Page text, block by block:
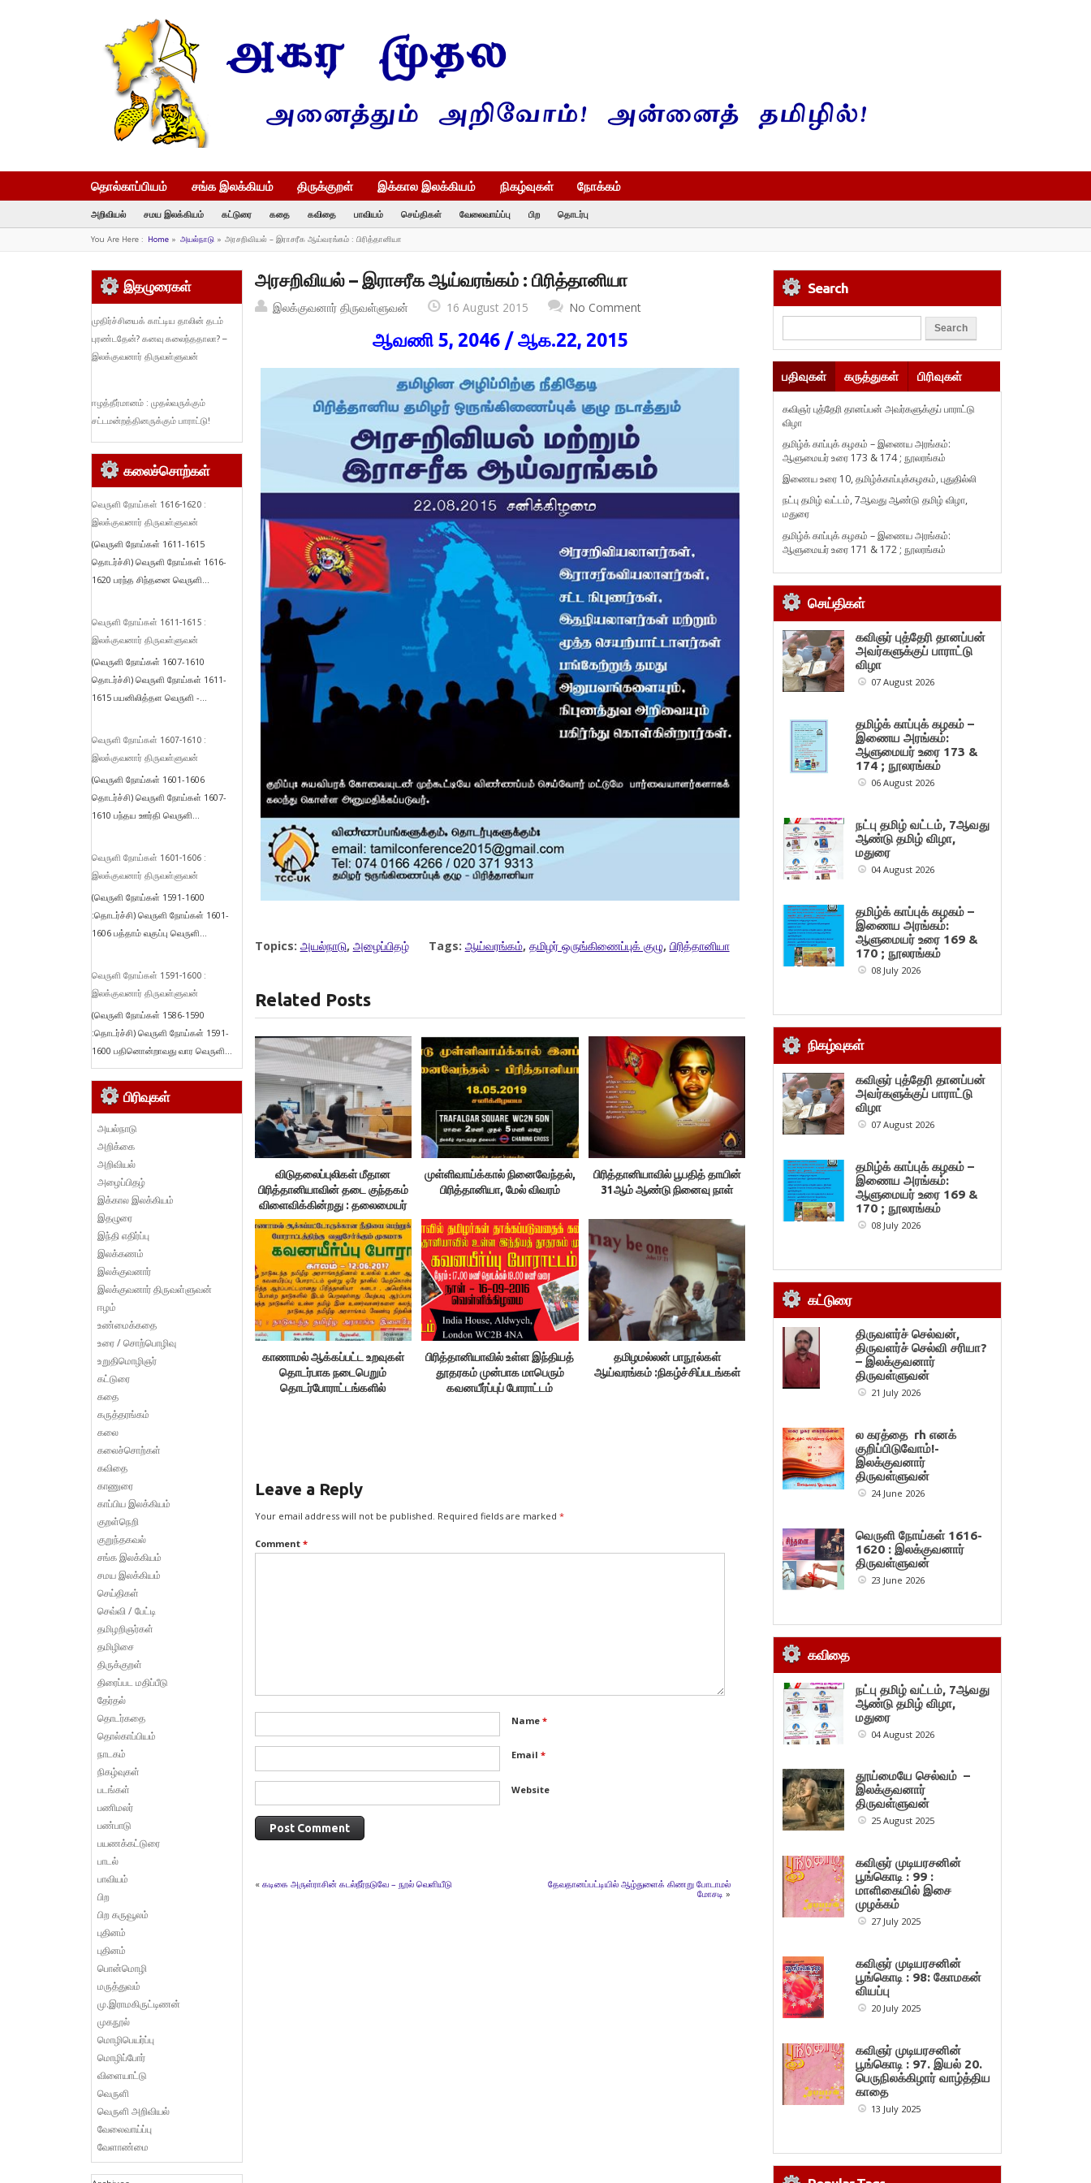
தொல்காப்பியம் சங்க இலக்கியம் திருக்குறள் இக்கால இலக்கியம் நிகழ்வுகள் நோக்கம்
அறிவியல் சமய இலக்கியம் கட்டுரை கதை கவிதை பாவியம் செய்திகள் வேலைவாய்ப்பு பிற தொடர்பு
You Are Here : Home» அயல்நாடு» அரசறிவியல் – இராசரீக ஆய்வரங்கம் : பிரித்தானியா
அரசறிவியல் – இராசரீக ஆய்வரங்கம் : பிரித்தானியா
இலக்குவனார் திருவள்ளுவன் 16 August 2015 No Comment
ஆவணி 5, 2046 / ஆக.22, 2015
Topics: அயல்நாடு, அழைப்பிதழ் Tags: ஆய்வரங்கம், தமிழர் ஒருங்கிணைப்புக் குழு, பிரித்தானியா
Related Posts
விடுதலைப்புலிகள் மீதான
பிரித்தானியாவின் தடை குந்தகம்
விளைவிக்கின்றது : தலைமையர்
முள்ளிவாய்க்கால் நினைவேந்தல்,
பிரித்தானியா, மேல் விவரம்
பிரித்தானியாவில் பூபதித் தாயின்
31ஆம் ஆண்டு நினைவு நாள்
காணாமல் ஆக்கப்பட்ட உறவுகள்
தொடர்பாக நடைபெறும்
தொடர்போராட்டங்களில்
பிரித்தானியாவில் உள்ள இந்தியத்
தூதரகம் முன்பாக மாபெரும்
கவனயீர்ப்புப் போராட்டம்
தமிழமல்லன் பாநூல்கள்
ஆய்வரங்கம் :நிகழ்ச்சிப்படங்கள்
Leave a Reply
Your email address will not be published. Required fields are marked *
Comment *
Name *
Email *
Website
« கடிகை அருள்ராசின் கடல்நீர்நடுவே – நூல் வெளியீடு
தேவதானப்பட்டியில் ஆழ்துளைக் கிணறு போடாமல்
மோசடி »
இதழுரைகள்
முதிர்ச்சியைக் காட்டிய தாலின் தடம்
புரண்டதேன்? கனவு கலைந்ததாலா? –
இலக்குவனார் திருவள்ளுவன்
ஈழத்தீர்மானம் : முதல்வருக்கும்
சட்டமன்றத்தினருக்கும் பாராட்டு!
கலைச்சொற்கள்
வெருளி நோய்கள் 1616-1620 :
இலக்குவனார் திருவள்ளுவன்
(வெருளி நோய்கள் 1611-1615
தொடர்ச்சி) வெருளி நோய்கள் 1616-
1620 பரந்த சிந்தனை வெருளி...
வெருளி நோய்கள் 1611-1615 :
இலக்குவனார் திருவள்ளுவன்
(வெருளி நோய்கள் 1607-1610
தொடர்ச்சி) வெருளி நோய்கள் 1611-
1615 பயனிலித்தள வெருளி -...
வெருளி நோய்கள் 1607-1610 :
இலக்குவனார் திருவள்ளுவன்
(வெருளி நோய்கள் 1601-1606
தொடர்ச்சி) வெருளி நோய்கள் 1607-
1610 பந்தய ஊர்தி வெருளி...
வெருளி நோய்கள் 1601-1606 :
இலக்குவனார் திருவள்ளுவன்
(வெருளி நோய்கள் 1591-1600
:தொடர்ச்சி) வெருளி நோய்கள் 1601-
1606 பத்தாம் வகுப்பு வெருளி...
வெருளி நோய்கள் 1591-1600 :
இலக்குவனார் திருவள்ளுவன்
(வெருளி நோய்கள் 1586-1590
:தொடர்ச்சி) வெருளி நோய்கள் 1591-
1600 பதினொன்றாவது வார வெருளி...
பிரிவுகள்
அயல்நாடு
அறிக்கை
அறிவியல்
அழைப்பிதழ்
இக்கால இலக்கியம்
இதழுரை
இந்தி எதிர்ப்பு
இலக்கணம்
இலக்குவனார்
இலக்குவனார் திருவள்ளுவன்
ஈழம்
உண்மைக்கதை
உரை / சொற்பொழிவு
உறுதிமொழிஞர்
கட்டுரை
கதை
கருத்தரங்கம்
கலை
கலைச்சொற்கள்
கவிதை
காணுரை
காப்பிய இலக்கியம்
குறள்நெறி
குறுந்தகவல்
சங்க இலக்கியம்
சமய இலக்கியம்
செய்திகள்
செவ்வி / பேட்டி
தமிழறிஞர்கள்
தமிழிசை
திருக்குறள்
திரைப்பட மதிப்பீடு
தேர்தல்
தொடர்கதை
தொல்காப்பியம்
நாடகம்
நிகழ்வுகள்
படங்கள்
பணிமலர்
பண்பாடு
பயணக்கட்டுரை
பாடல்
பாவியம்
பிற
பிற கருவூலம்
புதினம்
புதினம்
பொன்மொழி
மருத்துவம்
மு.இராமகிருட்டிணன்
முகநூல்
மொழிபெயர்ப்பு
மொழிப்போர்
விளையாட்டு
வெருளி
வெருளி அறிவியல்
வேலைவாய்ப்பு
வேளாண்மை
Search
பதிவுகள் கருத்துகள் பிரிவுகள்
கவிஞர் புத்தேரி தானப்பன் அவர்களுக்குப் பாராட்டு
விழா
தமிழ்க் காப்புக் கழகம் – இணைய அரங்கம்:
ஆளுமையர் உரை 173 & 174 ; நூலரங்கம்
இணைய உரை 10, தமிழ்க்காப்புக்கழகம், புதுதில்லி
நட்பு தமிழ் வட்டம், 7ஆவது ஆண்டு தமிழ் விழா,
மதுரை
தமிழ்க் காப்புக் கழகம் – இணைய அரங்கம்:
ஆளுமையர் உரை 171 & 172 ; நூலரங்கம்
செய்திகள்
கவிஞர் புத்தேரி தானப்பன்
அவர்களுக்குப் பாராட்டு
விழா
07 August 2026
தமிழ்க் காப்புக் கழகம் –
இணைய அரங்கம்:
ஆளுமையர் உரை 173 &
174 ; நூலரங்கம்
06 August 2026
நட்பு தமிழ் வட்டம், 7ஆவது
ஆண்டு தமிழ் விழா,
மதுரை
04 August 2026
தமிழ்க் காப்புக் கழகம் –
இணைய அரங்கம்:
ஆளுமையர் உரை 169 &
170 ; நூலரங்கம்
08 July 2026
நிகழ்வுகள்
கவிஞர் புத்தேரி தானப்பன்
அவர்களுக்குப் பாராட்டு
விழா
07 August 2026
தமிழ்க் காப்புக் கழகம் –
இணைய அரங்கம்:
ஆளுமையர் உரை 169 &
170 ; நூலரங்கம்
08 July 2026
கட்டுரை
திருவளர்ச் செல்வன்,
திருவளர்ச் செல்வி சரியா?
– இலக்குவனார்
திருவள்ளுவன்
21 July 2026
ல கரத்தை rh எனக்
குறிப்பிடுவோம்!-
இலக்குவனார்
திருவள்ளுவன்
24 June 2026
வெருளி நோய்கள் 1616-
1620 : இலக்குவனார்
திருவள்ளுவன்
23 June 2026
கவிதை
நட்பு தமிழ் வட்டம், 7ஆவது
ஆண்டு தமிழ் விழா,
மதுரை
04 August 2026
தூய்மையே செல்வம் –
இலக்குவனார்
திருவள்ளுவன்
25 August 2025
கவிஞர் முடியரசனின்
பூங்கொடி : 99 :
மாளிகையில் இசை
முழக்கம்
27 July 2025
கவிஞர் முடியரசனின்
பூங்கொடி : 98: கோமகன்
வியப்பு
20 July 2025
கவிஞர் முடியரசனின்
பூங்கொடி : 97. இயல் 20.
பெருநிலக்கிழார் வாழ்த்திய
காதை
13 July 2025